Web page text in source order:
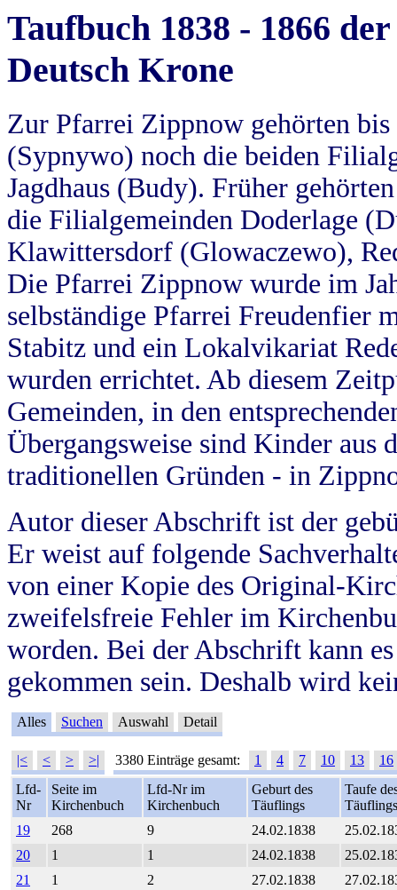
Taufbuch 1838 - 1866
Deutsch Krone
Zur Pfarrei Zippnow gehörten
(Sypnywo) noch die beiden
Jagdhaus (Budy). Früher
die Filialgemeinden Doderlage
Klawittersdorf (Glowaczewo),
Die Pfarrei Zippnow wurde im
selbständige Pfarrei Freudenfier
Stabitz und ein Lokalvikariat
wurden errichtet. Ab diesem
Gemeinden, in den
Übergangsweise sind Kinder aus
traditionellen Gründen - in
Autor dieser Abschrift ist der
Er weist auf folgende
von einer Kopie des Original-
zweifelsfreie Fehler im
worden. Bei der Abschrift kann
gekommen sein. Deshalb wird
Alles Suchen Auswahl Detail
|< < > >| 3380 Einträge gesamt: 1 4 7 10 13
16
Lfd-
Nr
Seite im
Kirchenbuch
Lfd-Nr im
Kirchenbuch
Geburt des
Täuflings
Taufe
Täuflings
19
268 9 24.02.1838
20
1 1 24.02.1838
21
1 2 27.02.1838